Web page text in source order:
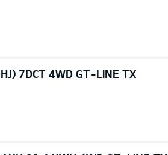
7DCT 4WD GT-LINE TX